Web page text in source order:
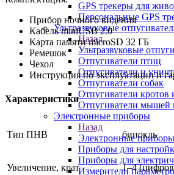
GPS трекеры для
Персональные GPS
Ультразвуковые
Назад
Ультразвуковые
Отпугиватели птиц
Отпугиватели и
Отпугиватели собак
Отпугиватели кротов
Отпугиватели мышей
Электронные приборы
Назад
Электронные приборы
Приборы для
Приборы для
Измерители
Прибор ночного видения
Кабель miniUSB 2.0
Карта памяти microSD 32 ГБ
Ремешок
Чехол
Инструкция по эксплуатации и
Характеристики
Тип ПНВ бинокль
Увеличение, крат 1–4